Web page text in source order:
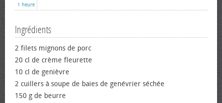
1 heure
Ingrédients
2 filets mignons de porc
20 cl de crème fleurette
10 cl de genièvre
2 cuillers à soupe de baies de genévrier séchée
150 g de beurre